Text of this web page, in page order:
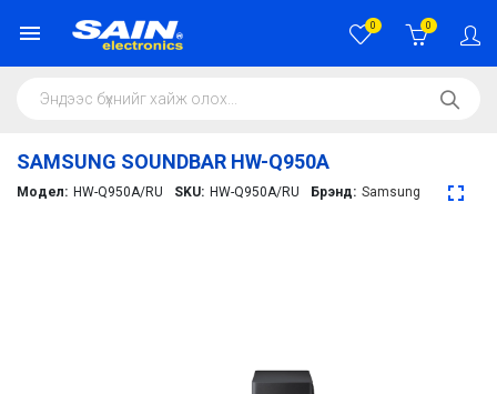
0 0
SAMSUNG SOUNDBAR HW-Q950A
Модел: HW-Q950A/RU SKU: HW-Q950A/RU Брэнд: Samsung